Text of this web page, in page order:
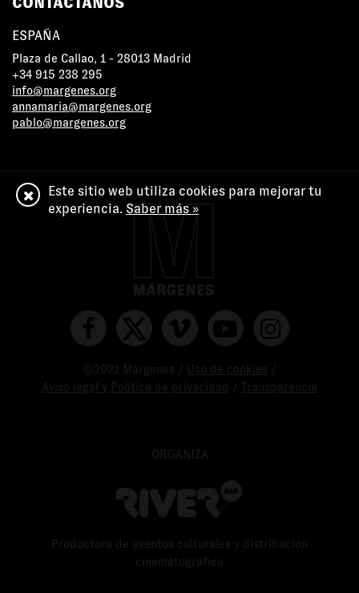
ESPAÑA
Plaza de Callao, 1 - 28013 Madrid
+34 915 238 295
info@margenes.org
annamaria@margenes.org
pablo@margenes.org
©2021 Márgenes / Uso de cookies
Aviso legal y Política de privacidad
Transparencia
ORGANIZA
Productora de eventos culturales y distribución
cinematográfica
Este sitio web utiliza cookies para mejorar tu
experiencia. Saber más »